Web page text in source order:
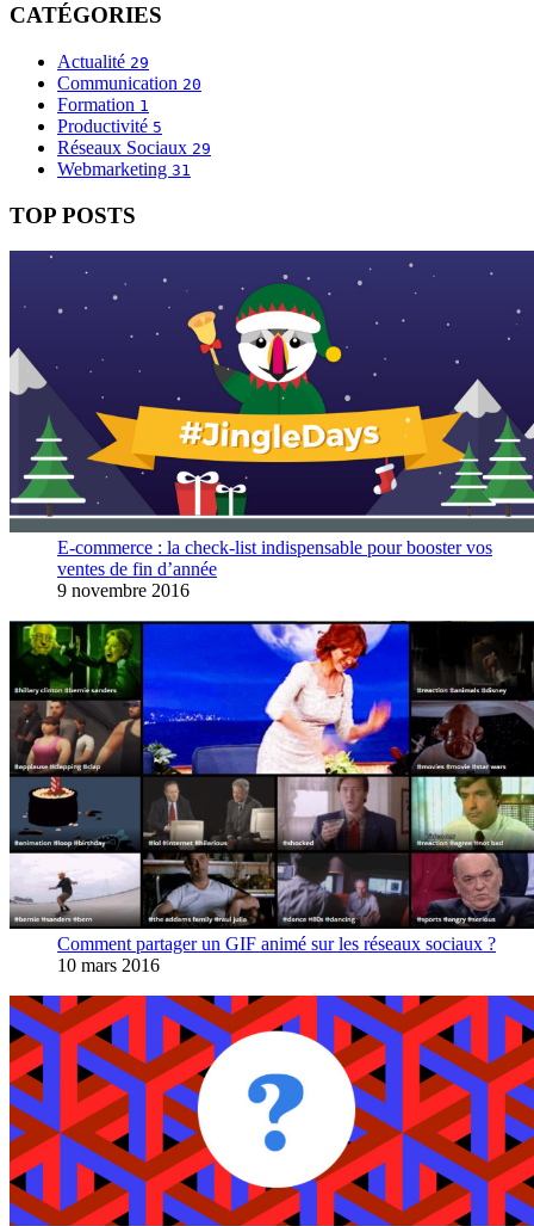
CATÉGORIES
Actualité 29
Communication 20
Formation 1
Productivité 5
Réseaux Sociaux 29
Webmarketing 31
TOP POSTS
E-commerce : la check-list indispensable pour booster vos
ventes de fin d’année
9 novembre 2016
Comment partager un GIF animé sur les réseaux sociaux ?
10 mars 2016